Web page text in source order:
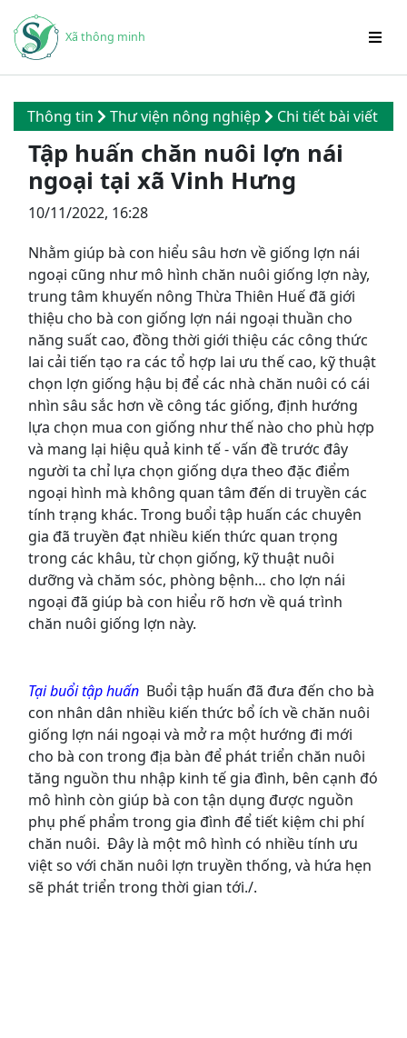
Xã thông minh
Thông tin Thư viện nông nghiệp Chi tiết bài viết
Tập huấn chăn nuôi lợn nái
ngoại tại xã Vinh Hưng
10/11/2022, 16:28
Nhằm giúp bà con hiểu sâu hơn về giống lợn nái
ngoại cũng như mô hình chăn nuôi giống lợn này,
trung tâm khuyến nông Thừa Thiên Huế đã giới
thiệu cho bà con giống lợn nái ngoại thuần cho
năng suất cao, đồng thời giới thiệu các công thức
lai cải tiến tạo ra các tổ hợp lai ưu thế cao, kỹ thuật
chọn lợn giống hậu bị để các nhà chăn nuôi có cái
nhìn sâu sắc hơn về công tác giống, định hướng
lựa chọn mua con giống như thế nào cho phù hợp
và mang lại hiệu quả kinh tế - vấn đề trước đây
người ta chỉ lựa chọn giống dựa theo đặc điểm
ngoại hình mà không quan tâm đến di truyền các
tính trạng khác. Trong buổi tập huấn các chuyên
gia đã truyền đạt nhiều kiến thức quan trọng
trong các khâu, từ chọn giống, kỹ thuật nuôi
dưỡng và chăm sóc, phòng bệnh… cho lợn nái
ngoại đã giúp bà con hiểu rõ hơn về quá trình
chăn nuôi giống lợn này.
Tại buổi tập huấn Buổi tập huấn đã đưa đến cho bà
con nhân dân nhiều kiến thức bổ ích về chăn nuôi
giống lợn nái ngoại và mở ra một hướng đi mới
cho bà con trong địa bàn để phát triển chăn nuôi
tăng nguồn thu nhập kinh tế gia đình, bên cạnh đó
mô hình còn giúp bà con tận dụng được nguồn
phụ phế phẩm trong gia đình để tiết kiệm chi phí
chăn nuôi. Đây là một mô hình có nhiều tính ưu
việt so với chăn nuôi lợn truyền thống, và hứa hẹn
sẽ phát triển trong thời gian tới./.